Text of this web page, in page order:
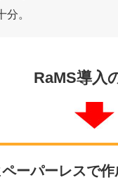
。
RaMS導入
ペーパーレスで